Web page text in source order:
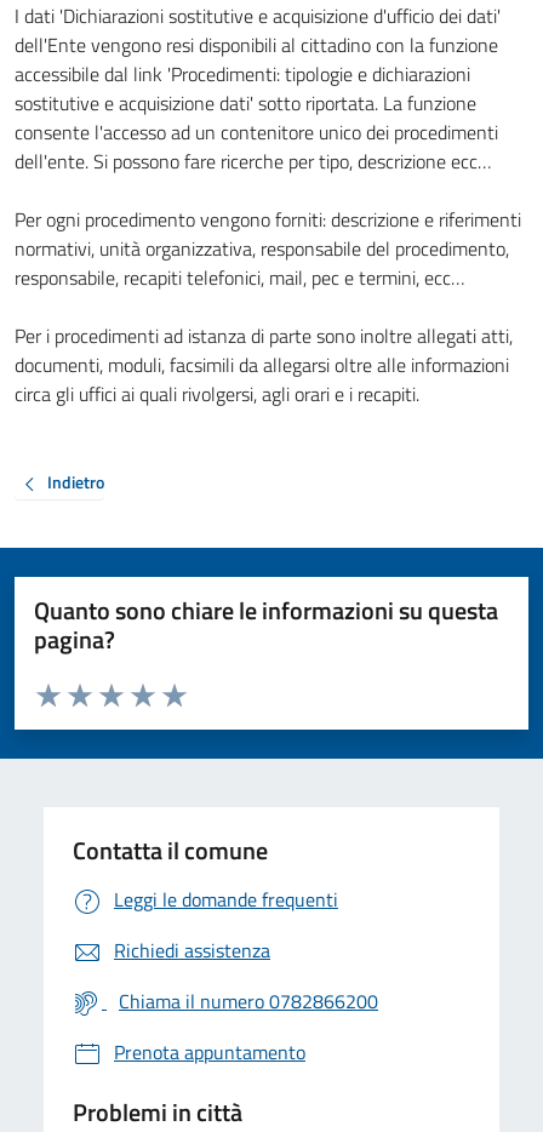
I dati 'Dichiarazioni sostitutive e acquisizione d'ufficio dei dati'
dell'Ente vengono resi disponibili al cittadino con la funzione
accessibile dal link 'Procedimenti: tipologie e dichiarazioni
sostitutive e acquisizione dati' sotto riportata. La funzione
consente l'accesso ad un contenitore unico dei procedimenti
dell'ente. Si possono fare ricerche per tipo, descrizione ecc…
Per ogni procedimento vengono forniti: descrizione e riferimenti
normativi, unità organizzativa, responsabile del procedimento,
responsabile, recapiti telefonici, mail, pec e termini, ecc…
Per i procedimenti ad istanza di parte sono inoltre allegati atti,
documenti, moduli, facsimili da allegarsi oltre alle informazioni
circa gli uffici ai quali rivolgersi, agli orari e i recapiti.
Indietro
Quanto sono chiare le informazioni su questa
pagina?
Valuta da 1 a 5 stelle la pagina
Valuta 5 stelle su 5
Valuta 4 stelle su 5
Valuta 3 stelle su 5
Valuta 2 stelle su 5
Valuta 1 stelle su 5
Contatta il comune
Leggi le domande frequenti
Richiedi assistenza
Chiama il numero 0782866200
Prenota appuntamento
Problemi in città